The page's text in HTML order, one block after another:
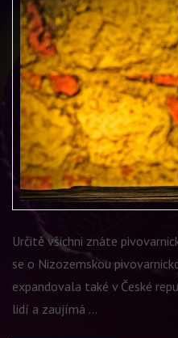
Určitě všichni znáte
se o Nizozemskou
expandovala také v České
lidí a zaujímá …